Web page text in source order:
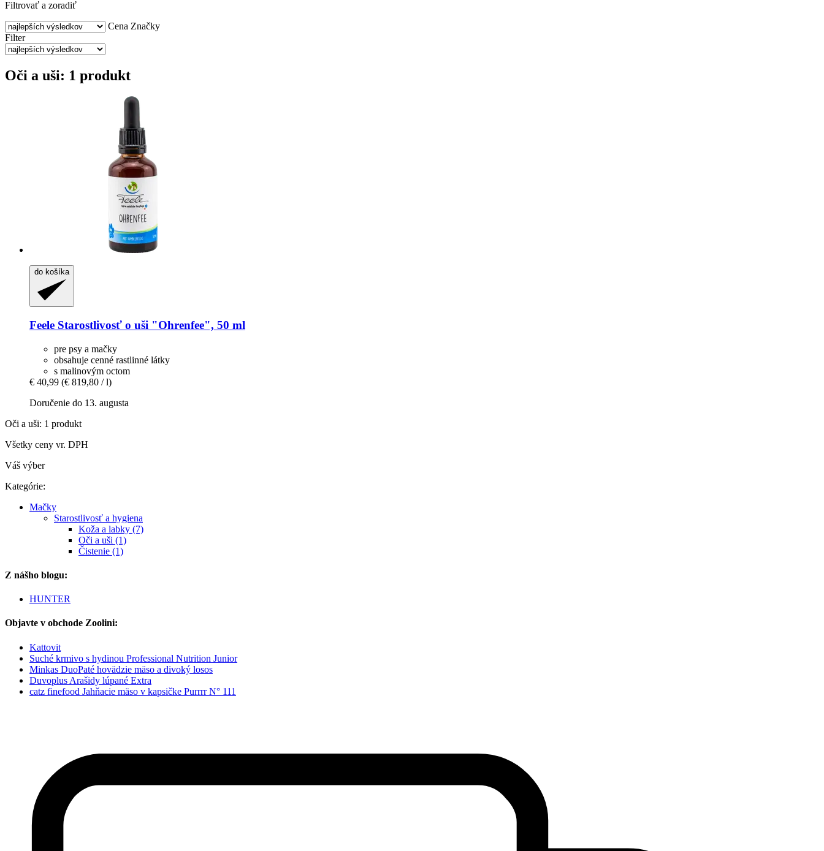
Filtrovať a zoradiť
Cena Značky
Filter
Oči a uši: 1 produkt
do košíka
Feele Starostlivosť o uši "Ohrenfee", 50 ml
pre psy a mačky
obsahuje cenné rastlinné látky
s malinovým octom
€ 40,99 (€ 819,80 / l)
Doručenie do 13. augusta
Oči a uši: 1 produkt
Všetky ceny vr. DPH
Váš výber
Kategórie:
Mačky
Starostlivosť a hygiena
Koža a labky (7)
Oči a uši (1)
Čistenie (1)
Z nášho blogu:
HUNTER
Objavte v obchode Zoolini:
Kattovit
Suché krmivo s hydinou Professional Nutrition Junior
Minkas DuoPaté hovädzie mäso a divoký losos
Duvoplus Arašidy lúpané Extra
catz finefood Jahňacie mäso v kapsičke Purrrr N° 111